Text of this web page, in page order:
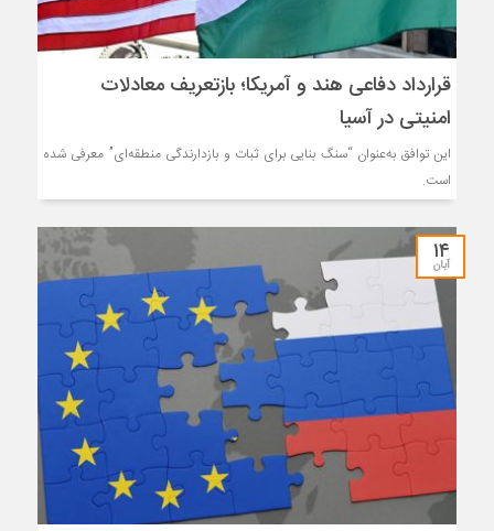
قرارداد دفاعی هند و آمریکا؛ بازتعریف معادلات
امنیتی در آسیا
این توافق به‌عنوان “سنگ بنایی برای ثبات و بازدارندگی منطقه‌ای” معرفی شده
است.
۱۴
آبان